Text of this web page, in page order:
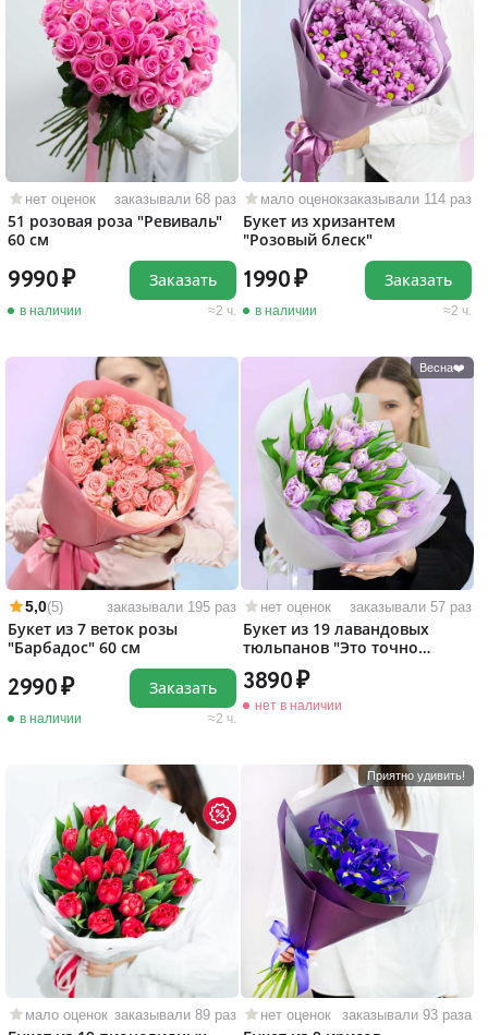
нет оценок заказывали 68 раз
51 розовая роза "Ревиваль"
60 см
9990
в наличии 2 ч.
Заказать
мало оценокзаказывали 114 раз
Букет из хризантем
"Розовый блеск"
1990
в наличии 2 ч.
Заказать
5,0(5) заказывали 195 раз
Букет из 7 веток розы
"Барбадос" 60 см
2990
в наличии 2 ч.
Заказать
Весна❤️
нет оценок заказывали 57 раз
Букет из 19 лавандовых
тюльпанов "Это точно
любовь!"
3890
нет в наличии
мало оценок заказывали 89 раз
Приятно удивить!
нет оценок заказывали 93 раза